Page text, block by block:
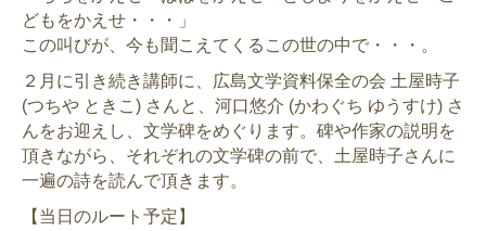
どもをかえせ・・・」
この叫びが、今も聞こえてくるこの世の中で・・・。
２月に引き続き講師に、広島文学資料保全の会 土屋時子
(つちや ときこ) さんと、河口悠介 (かわぐち ゆうすけ) さ
んをお迎えし、文学碑をめぐります。碑や作家の説明を
頂きながら、それぞれの文学碑の前で、土屋時子さんに
一遍の詩を読んで頂きます。
【当日のルート予定】